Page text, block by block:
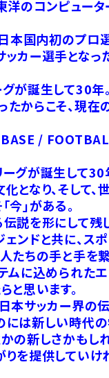
洋のコンピュー
本国内初のプロ
カー選手となっ
が誕生して30年。
からこそ、現在
/
グが誕生して30
となり、そして、
今」がある。
説を形にして残
ンドと共に、ス
たちの手と手を
ムに込められた
と思います。
本サッカー界の
は新しい時代の
の新しさかもし
を提供していけ